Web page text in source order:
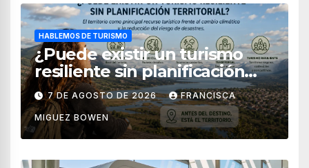
HABLEMOS DE TURISMO
¿Puede existir un turismo
resiliente sin planificación
territorial?
7 DE AGOSTO DE 2026 FRANCISCA
MIGUEZ BOWEN